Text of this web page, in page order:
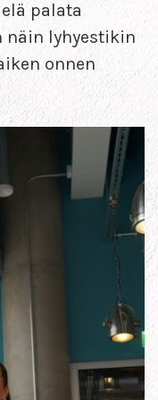
palata
lyhyestikin
onnen